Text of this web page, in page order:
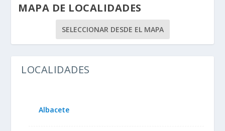
MAPA DE LOCALIDADES
SELECCIONAR DESDE EL MAPA
LOCALIDADES
Albacete